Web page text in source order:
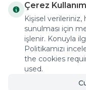
COPYRIGHT ©
Çerez
Kişisel
sunulması için
işlenir. Konuyla
Politikamızı
the cookies
used.